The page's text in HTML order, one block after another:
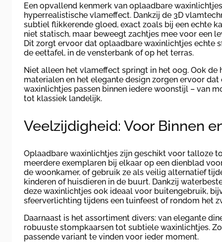
Een opvallend kenmerk van oplaadbare
hyperrealistische vlameffect. Dankzij de 3D
subtiel flikkerende gloed, exact zoals bij een echte
niet statisch, maar beweegt zachtjes mee voor een
Dit zorgt ervoor dat oplaadbare waxinlichtjes echte
de eettafel, in de vensterbank of op het terras.
Niet alleen het vlameffect springt in het oog. Ook de
materialen en het elegante design zorgen ervoor
waxinlichtjes passen binnen iedere woonstijl – van
tot klassiek landelijk.
Veelzijdigheid: Voor Binnen
Oplaadbare waxinlichtjes zijn geschikt voor talloze
meerdere exemplaren bij elkaar op een dienblad
de woonkamer, of gebruik ze als veilig alternatief
kinderen of huisdieren in de buurt. Dankzij
deze waxinlichtjes ook ideaal voor buitengebruik,
sfeerverlichting tijdens een tuinfeest of rondom het
Daarnaast is het assortiment divers: van elegante
robuuste stompkaarsen tot subtiele waxinlichtjes.
passende variant te vinden voor ieder moment.